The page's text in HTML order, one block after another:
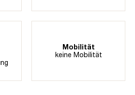
Mobilität
keine Mobilität